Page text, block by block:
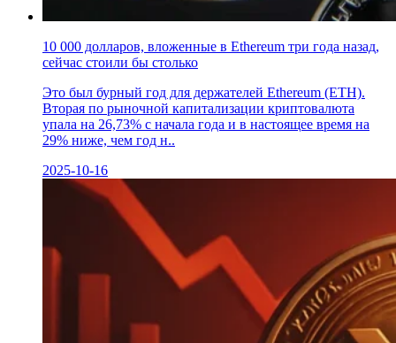
10 000 долларов, вложенные в Ethereum три года назад,
сейчас стоили бы столько
Это был бурный год для держателей Ethereum (ETH).
Вторая по рыночной капитализации криптовалюта
упала на 26,73% с начала года и в настоящее время на
29% ниже, чем год н..
2025-10-16